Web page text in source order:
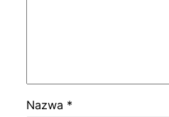
Nazwa *